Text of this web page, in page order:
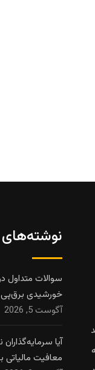
نوشته‌های
سوالات متداول
خورشیدی برق‌پی
آگوست 5, 2026
آیا
معافیت مالیاتی